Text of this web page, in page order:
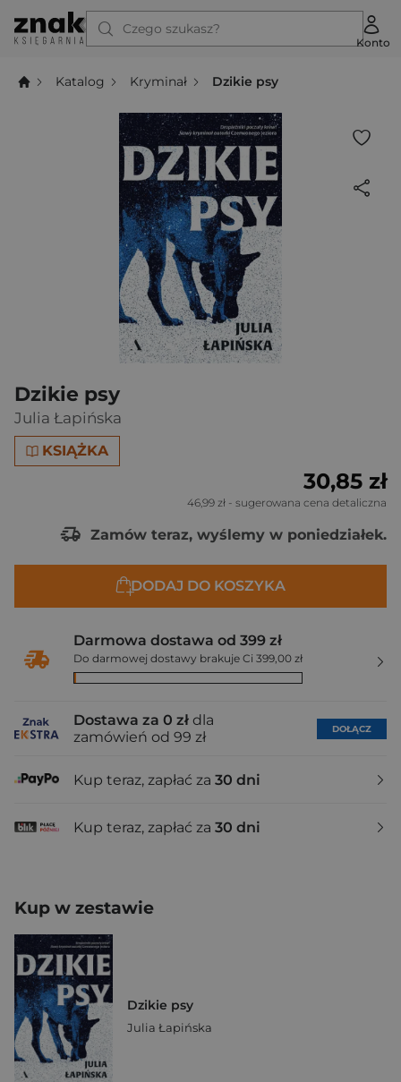
Czego szukasz?
Konto
Katalog Kryminał Dzikie psy
Dzikie psy
Julia Łapińska
KSIĄŻKA
30,85 zł
46,99 zł - sugerowana cena detaliczna
Zamów teraz, wyślemy w poniedziałek.
DODAJ DO KOSZYKA
Darmowa dostawa od 399 zł
Do darmowej dostawy brakuje Ci 399,00 zł
Dostawa za 0 zł dla
zamówień od 99 zł
DOŁĄCZ
Kup teraz, zapłać za 30 dni
Kup teraz, zapłać za 30 dni
Kup w zestawie
Dzikie psy
Julia Łapińska